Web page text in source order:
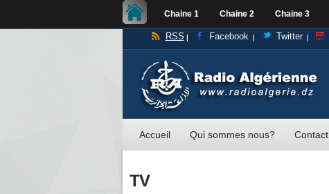
Chaine 1 Chaine 2 Chaine 3
RSS Facebook Twitter
Accueil Qui sommes nous? Contact
TV